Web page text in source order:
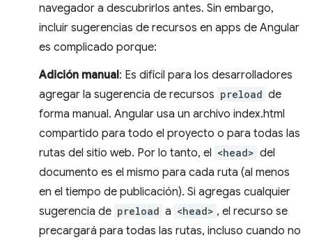
navegador a descubrirlos antes. Sin embargo,
incluir sugerencias de recursos en apps de Angular
es complicado porque:
Adición manual: Es difícil para los desarrolladores
agregar la sugerencia de recursos preload de
forma manual. Angular usa un archivo index.html
compartido para todo el proyecto o para todas las
rutas del sitio web. Por lo tanto, el <head> del
documento es el mismo para cada ruta (al menos
en el tiempo de publicación). Si agregas cualquier
sugerencia de preload a <head> , el recurso se
precargará para todas las rutas, incluso cuando no